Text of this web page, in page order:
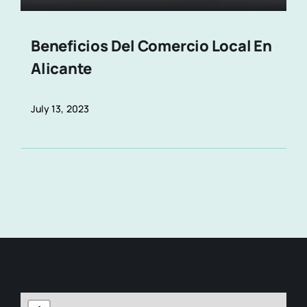
Beneficios Del Comercio Local En
Alicante
July 13, 2023